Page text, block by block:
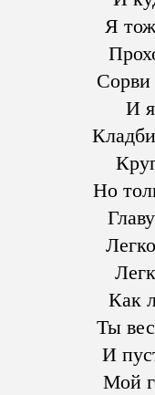
Я
Сорви
И
Но
Как
Ты
И
Мой